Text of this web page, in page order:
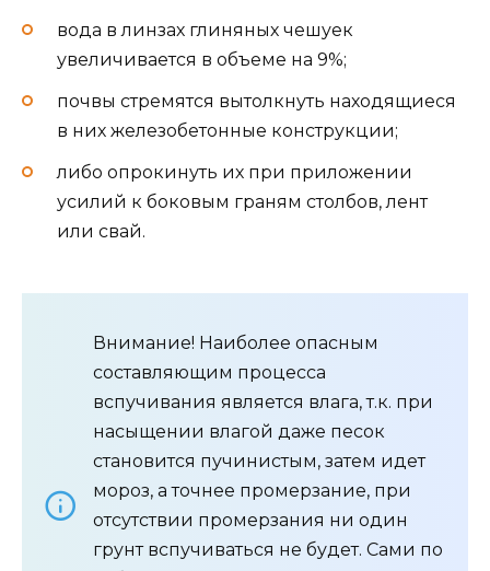
вода в линзах глиняных чешуек
увеличивается в объеме на 9%;
почвы стремятся вытолкнуть находящиеся
в них железобетонные конструкции;
либо опрокинуть их при приложении
усилий к боковым граням столбов, лент
или свай.
Внимание! Наиболее опасным
составляющим процесса
вспучивания является влага, т.к. при
насыщении влагой даже песок
становится пучинистым, затем идет
мороз, а точнее промерзание, при
отсутствии промерзания ни один
грунт вспучиваться не будет. Сами по